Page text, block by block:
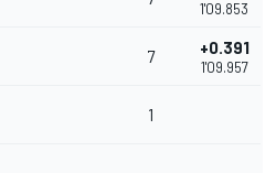
1'09.853
7 +0.391
1'09.957
1